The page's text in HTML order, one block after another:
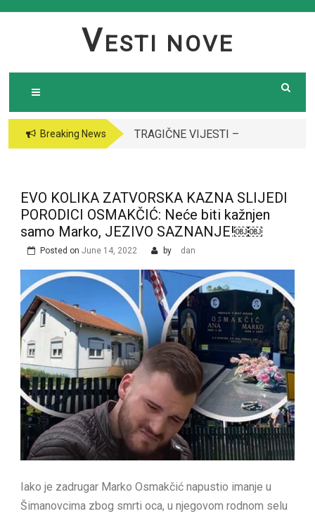
VESTI NOVE
Breaking News
TRAGIČNE VIJESTI –
ispred njene kuće￼￼
EVO KOLIKA ZATVORSKA KAZNA SLIJEDI
PORODICI OSMAKČIĆ: Neće biti kažnjen
samo Marko, JEZIVO SAZNANJE!￼￼
Posted on June 14, 2022 by dan
Iako je zadrugar Marko Osmakčić napustio imanje u
Šimanovcima zbog smrti oca, u njegovom rodnom selu